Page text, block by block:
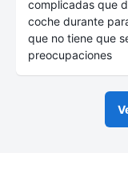
complicadas que
coche durante
que no tiene que
preocupaciones